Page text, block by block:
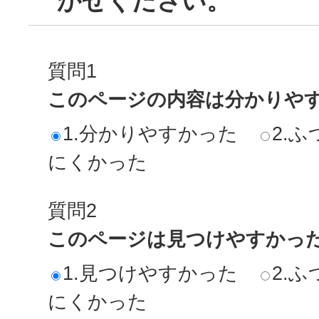
質問1
このページの内容は分かりや
1.分かりやすかった
2.ふ
にくかった
質問2
このページは見つけやすかっ
1.見つけやすかった
2.ふ
にくかった